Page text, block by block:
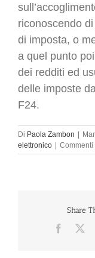
riconoscendo
di imposta, o
a quel punto
dei redditi ed
delle imposte
F24.
Di Paola Zambon |
elettronico |
Share